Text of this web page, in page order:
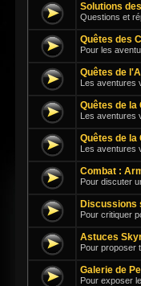
Solutions
Questions et
Quêtes des
Pour les
Quêtes de
Les aventures
Quêtes de la
Les aventures
Quêtes de la
Les aventures
Combat :
Pour discuter
Discussions
Pour critiquer
Astuces
Pour proposer
Galerie de
Pour exposer